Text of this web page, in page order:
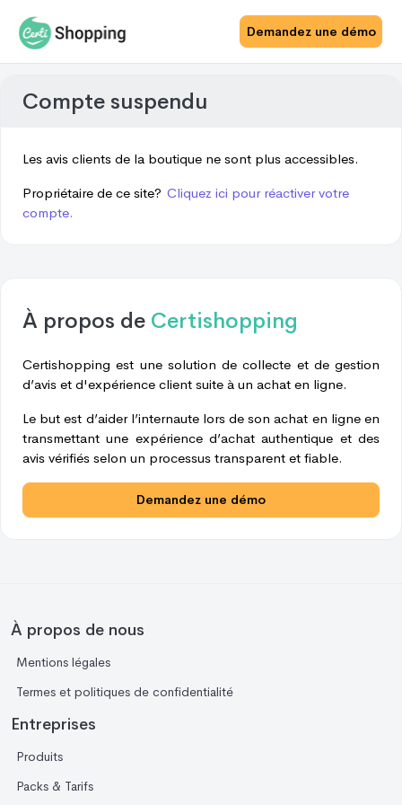
Demandez une démo
Compte suspendu
Les avis clients de la boutique ne sont plus accessibles.
Propriétaire de ce site? Cliquez ici pour réactiver votre
compte.
À propos de Certishopping
Certishopping est une solution de collecte et de gestion
d’avis et d'expérience client suite à un achat en ligne.
Le but est d’aider l’internaute lors de son achat en ligne en
transmettant une expérience d’achat authentique et des
avis vérifiés selon un processus transparent et fiable.
Demandez une démo
À propos de nous
Mentions légales
Termes et politiques de confidentialité
Entreprises
Produits
Packs & Tarifs